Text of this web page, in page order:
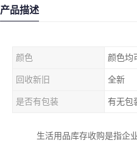
产品描述
颜色 颜色均
回收新旧 全新
是否有包装 有无包
生活用品库存收购是指企